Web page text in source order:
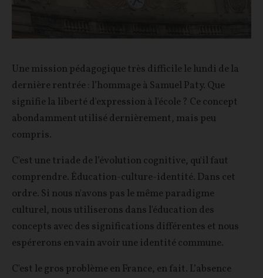
Une mission pédagogique très difficile le lundi de la
dernière rentrée : l’hommage à Samuel Paty. Que
signifie la liberté d'expression à l'école ? Ce concept
abondamment utilisé dernièrement, mais peu
compris.
C'est une triade de l’évolution cognitive, qu'il faut
comprendre. Éducation-culture-identité. Dans cet
ordre. Si nous n'avons pas le même paradigme
culturel, nous utiliserons dans l'éducation des
concepts avec des significations différentes et nous
espérerons en vain avoir une identité commune.
C'est le gros problème en France, en fait. L’absence